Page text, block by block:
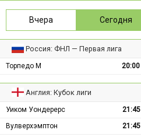
Вчера Сегодня
Россия: ФНЛ — Первая лига
Торпедо М 20:00
Англия: Кубок лиги
Уиком Уондерерс 21:45
Вулверхэмптон
21:45